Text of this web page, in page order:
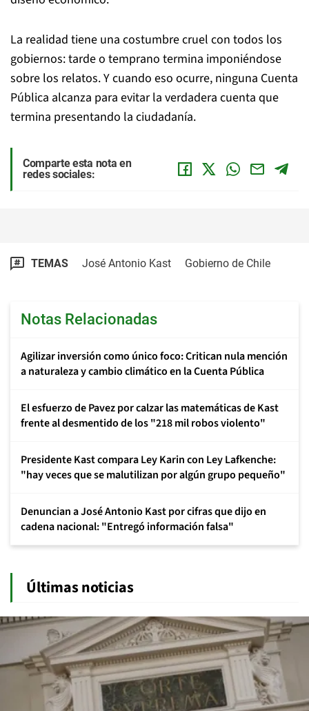
La realidad tiene una costumbre cruel con todos los
gobiernos: tarde o temprano termina imponiéndose
sobre los relatos. Y cuando eso ocurre, ninguna Cuenta
Pública alcanza para evitar la verdadera cuenta que
termina presentando la ciudadanía.
Comparte esta nota en
redes sociales:
TEMAS José Antonio Kast Gobierno de Chile
Notas Relacionadas
Agilizar inversión como único foco: Critican nula mención
a naturaleza y cambio climático en la Cuenta Pública
El esfuerzo de Pavez por calzar las matemáticas de Kast
frente al desmentido de los "218 mil robos violento"
Presidente Kast compara Ley Karin con Ley Lafkenche:
"hay veces que se malutilizan por algún grupo pequeño"
Denuncian a José Antonio Kast por cifras que dijo en
cadena nacional: "Entregó información falsa"
Últimas noticias